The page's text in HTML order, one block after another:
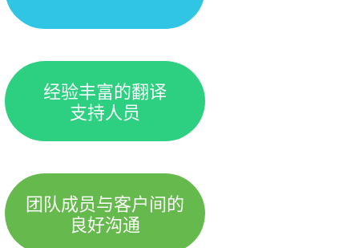
经验丰富的翻译
支持人员
团队成员与客户间的
良好沟通